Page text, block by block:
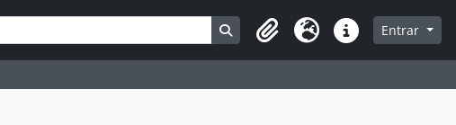
Busque na página de navegação
Clipboard
Idioma Atalhos Entrar